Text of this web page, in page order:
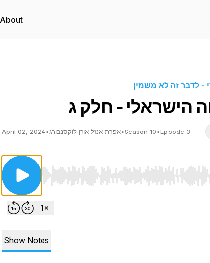
About
- לדבר זה לא משמין
הישראלי - חלק ג
April 02, 2024•אפרת אנזל אורן לוקסנבורג•Season 10•Episode 3
Use Left/Right to seek, Home/End to jump to
Show Notes